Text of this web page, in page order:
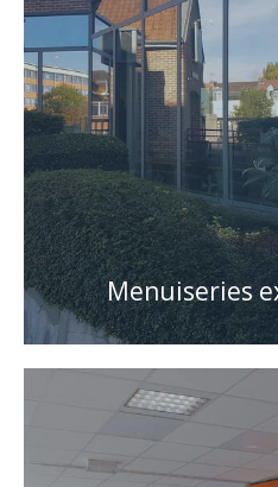
Menuiseries